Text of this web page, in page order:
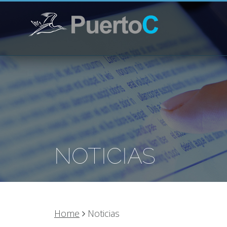
NOTICIAS
Home Noticias